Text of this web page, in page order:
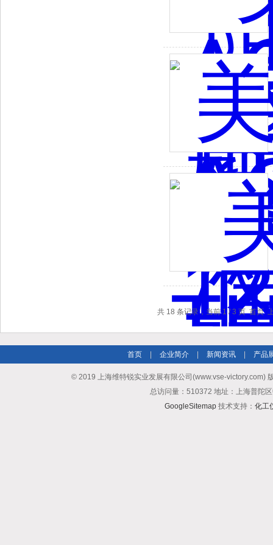
共 18 条记录，当前 1 / 3 页 首页
首页 企业简介 新闻资讯 产品
© 2019 上海维特锐实业发展有限公司(www.vse-victory.com)
总访问量：510372 地址：上海普陀
GoogleSitemap 技术支持： 化工